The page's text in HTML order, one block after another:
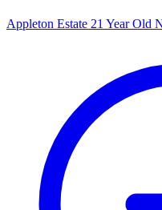
Appleton Estate 21 Year Old